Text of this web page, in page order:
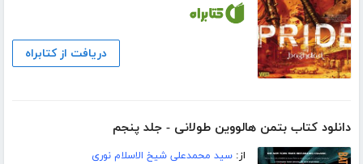
دریافت از کتابراه
دانلود کتاب بتمن هالووین طولانی - جلد پنجم
از:سید محمدعلی شیخ الاسلام نوری